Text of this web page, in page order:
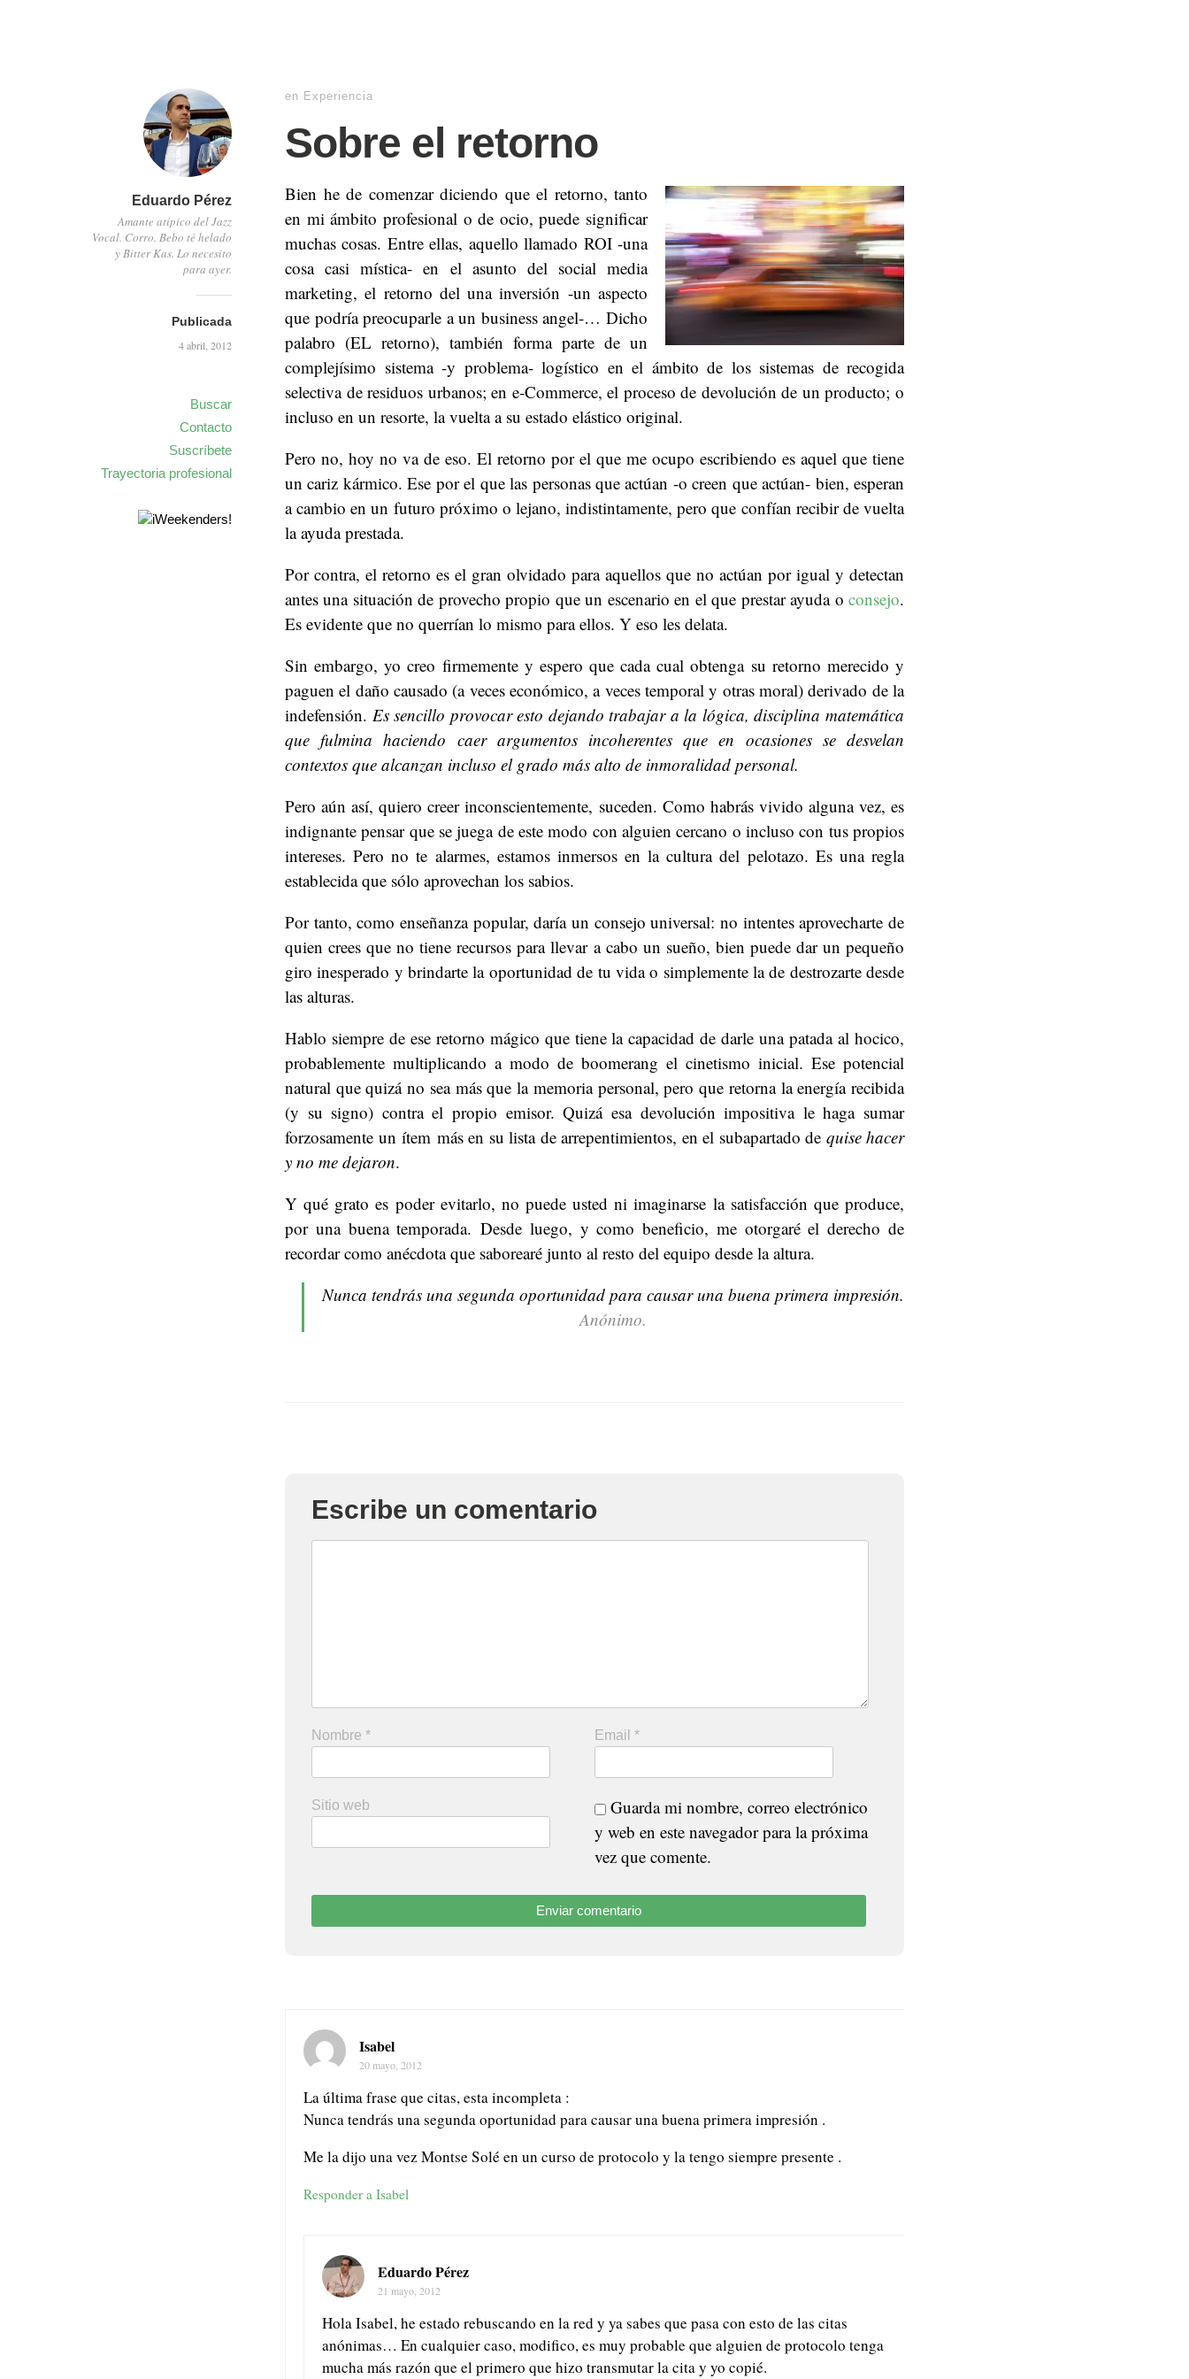
Eduardo Pérez
Amante atípico del Jazz
Vocal. Corro. Bebo té helado
y Bitter Kas. Lo necesito
para ayer.
Publicada
4 abril, 2012
Buscar
Contacto
Suscríbete
Trayectoria profesional
en Experiencia
Sobre el retorno
Bien he de comenzar diciendo que el retorno, tanto
en mi ámbito profesional o de ocio, puede significar
muchas cosas. Entre ellas, aquello llamado ROI -una
cosa casi mística- en el asunto del social media
marketing, el retorno del una inversión -un aspecto
que podría preocuparle a un business angel-… Dicho
palabro (EL retorno), también forma parte de un
complejísimo sistema -y problema- logístico en el ámbito de los sistemas de recogida
selectiva de residuos urbanos; en e-Commerce, el proceso de devolución de un producto; o
incluso en un resorte, la vuelta a su estado elástico original.
Pero no, hoy no va de eso. El retorno por el que me ocupo escribiendo es aquel que tiene
un cariz kármico. Ese por el que las personas que actúan -o creen que actúan- bien, esperan
a cambio en un futuro próximo o lejano, indistintamente, pero que confían recibir de vuelta
la ayuda prestada.
Por contra, el retorno es el gran olvidado para aquellos que no actúan por igual y detectan
antes una situación de provecho propio que un escenario en el que prestar ayuda o consejo.
Es evidente que no querrían lo mismo para ellos. Y eso les delata.
Sin embargo, yo creo firmemente y espero que cada cual obtenga su retorno merecido y
paguen el daño causado (a veces económico, a veces temporal y otras moral) derivado de la
indefensión. Es sencillo provocar esto dejando trabajar a la lógica, disciplina matemática
que fulmina haciendo caer argumentos incoherentes que en ocasiones se desvelan
contextos que alcanzan incluso el grado más alto de inmoralidad personal.
Pero aún así, quiero creer inconscientemente, suceden. Como habrás vivido alguna vez, es
indignante pensar que se juega de este modo con alguien cercano o incluso con tus propios
intereses. Pero no te alarmes, estamos inmersos en la cultura del pelotazo. Es una regla
establecida que sólo aprovechan los sabios.
Por tanto, como enseñanza popular, daría un consejo universal: no intentes aprovecharte de
quien crees que no tiene recursos para llevar a cabo un sueño, bien puede dar un pequeño
giro inesperado y brindarte la oportunidad de tu vida o simplemente la de destrozarte desde
las alturas.
Hablo siempre de ese retorno mágico que tiene la capacidad de darle una patada al hocico,
probablemente multiplicando a modo de boomerang el cinetismo inicial. Ese potencial
natural que quizá no sea más que la memoria personal, pero que retorna la energía recibida
(y su signo) contra el propio emisor. Quizá esa devolución impositiva le haga sumar
forzosamente un ítem más en su lista de arrepentimientos, en el subapartado de quise hacer
y no me dejaron.
Y qué grato es poder evitarlo, no puede usted ni imaginarse la satisfacción que produce,
por una buena temporada. Desde luego, y como beneficio, me otorgaré el derecho de
recordar como anécdota que saborearé junto al resto del equipo desde la altura.
Nunca tendrás una segunda oportunidad para causar una buena primera impresión.
Anónimo.
Escribe un comentario
Nombre * Email *
Sitio web
Guarda mi nombre, correo electrónico
y web en este navegador para la próxima
vez que comente.
Isabel
20 mayo, 2012
La última frase que citas, esta incompleta :
Nunca tendrás una segunda oportunidad para causar una buena primera impresión .
Me la dijo una vez Montse Solé en un curso de protocolo y la tengo siempre presente .
Responder a Isabel
Eduardo Pérez
21 mayo, 2012
Hola Isabel, he estado rebuscando en la red y ya sabes que pasa con esto de las citas
anónimas… En cualquier caso, modifico, es muy probable que alguien de protocolo tenga
mucha más razón que el primero que hizo transmutar la cita y yo copié.